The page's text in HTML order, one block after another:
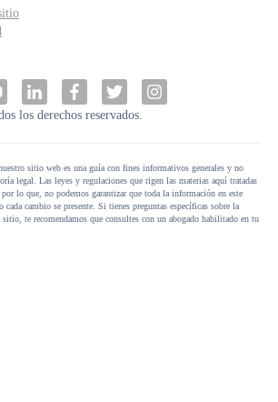
los derechos reservados.
sitio web es una guía con fines informativos generales y no
legal. Las leyes y regulaciones que rigen las materias aquí tratadas
por lo que, no podemos garantizar que toda la información en este
cada cambio se presente. Si tienes preguntas específicas sobre la
sitio, te recomendamos que consultes con un abogado habilitado en tu